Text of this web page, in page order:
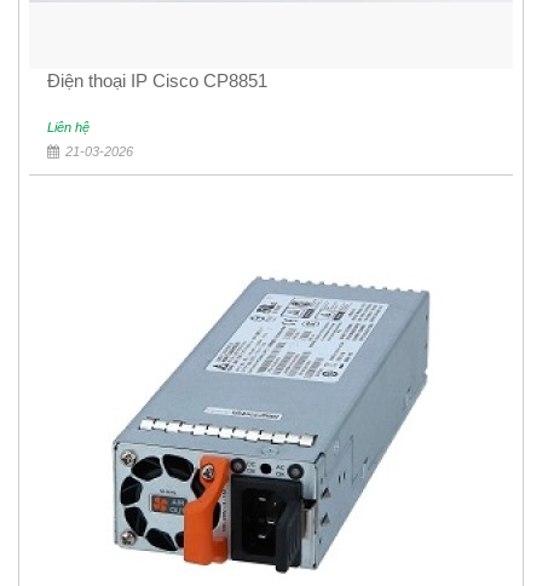
Điện thoại IP Cisco CP8851
Liên hệ
21-03-2026